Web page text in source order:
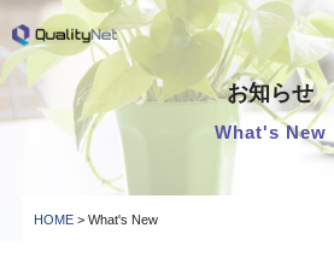
QualityNet
お知らせ
What's New
HOME> What's New